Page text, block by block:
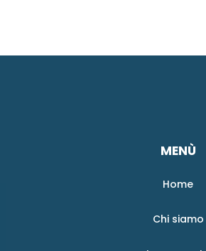
MENÙ
Home
Chi siamo